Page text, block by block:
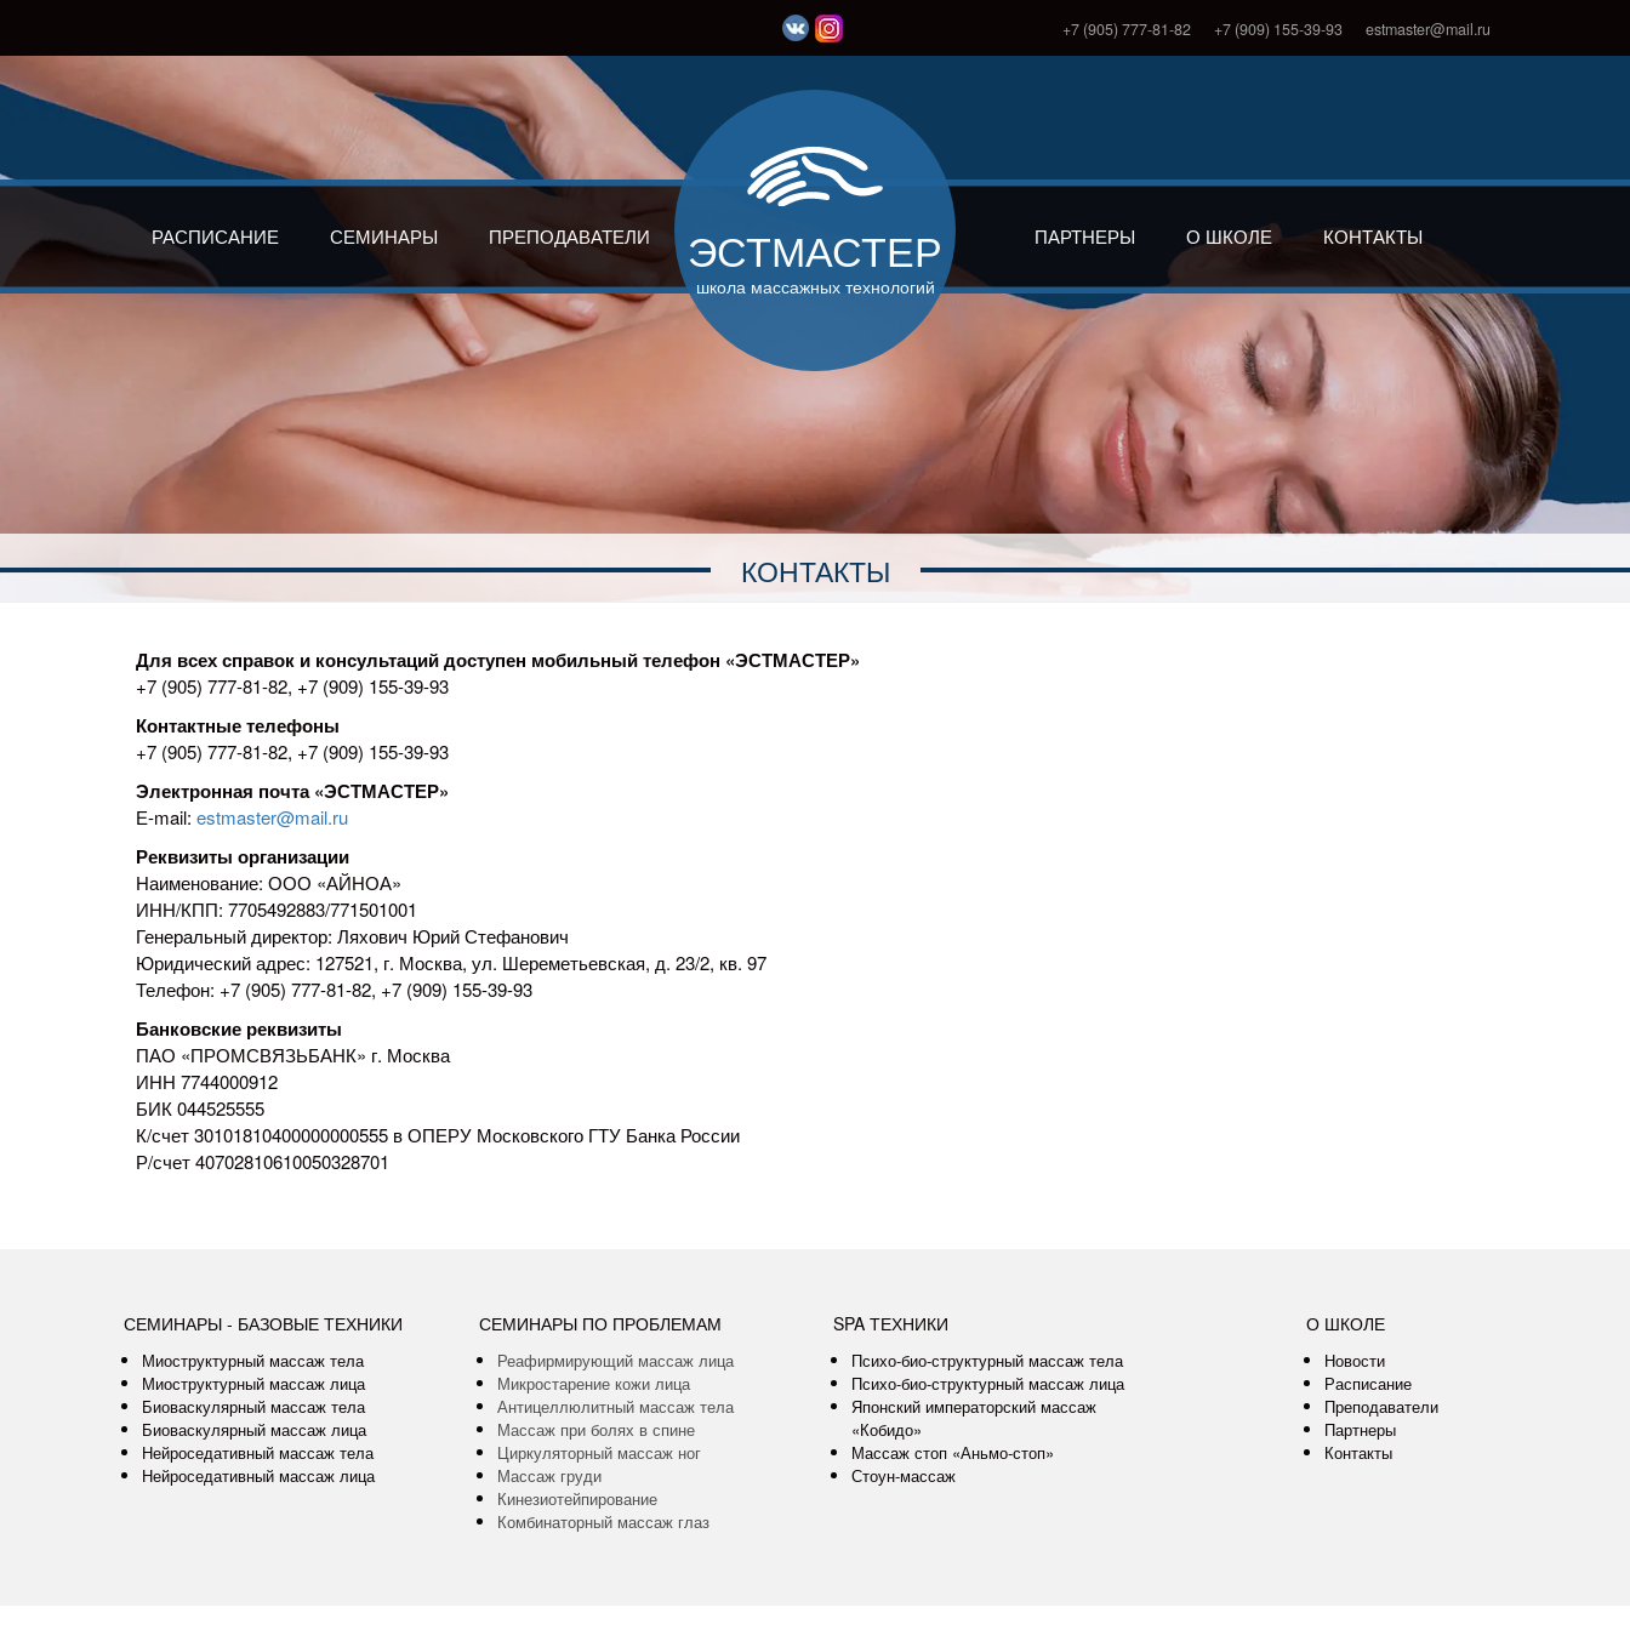
+7 (905) 777-81-82 +7 (909) 155-39-93 estmaster@mail.ru
РАСПИСАНИЕ СЕМИНАРЫ ПРЕПОДАВАТЕЛИ ЭСТМАСТЕР
школа массажных технологий
ПАРТНЕРЫ О ШКОЛЕ КОНТАКТЫ
КОНТАКТЫ
Для всех справок и консультаций доступен мобильный телефон «ЭСТМАСТЕР»
+7 (905) 777-81-82, +7 (909) 155-39-93
Контактные телефоны
+7 (905) 777-81-82, +7 (909) 155-39-93
Электронная почта «ЭСТМАСТЕР»
Е-mail: estmaster@mail.ru
Реквизиты организации
Наименование: ООО «АЙНОА»
ИНН/КПП: 7705492883/771501001
Генеральный директор: Ляхович Юрий Стефанович
Юридический адрес: 127521, г. Москва, ул. Шереметьевская, д. 23/2, кв. 97
Телефон: +7 (905) 777-81-82, +7 (909) 155-39-93
Банковские реквизиты
ПАО «ПРОМСВЯЗЬБАНК» г. Москва
ИНН 7744000912
БИК 044525555
К/счет 30101810400000000555 в ОПЕРУ Московского ГТУ Банка России
Р/счет 40702810610050328701
СЕМИНАРЫ - БАЗОВЫЕ ТЕХНИКИ
Миоструктурный массаж тела
Миоструктурный массаж лица
Биоваскулярный массаж тела
Биоваскулярный массаж лица
Нейроседативный массаж тела
Нейроседативный массаж лица
СЕМИНАРЫ ПО ПРОБЛЕМАМ
Реафирмирующий массаж лица
Микростарение кожи лица
Антицеллюлитный массаж тела
Массаж при болях в спине
Циркуляторный массаж ног
Массаж груди
Кинезиотейпирование
Комбинаторный массаж глаз
SPA ТЕХНИКИ
Психо-био-структурный массаж тела
Психо-био-структурный массаж лица
Японский императорский массаж
«Кобидо»
Массаж стоп «Аньмо-стоп»
Стоун-массаж
О ШКОЛЕ
Новости
Расписание
Преподаватели
Партнеры
Контакты